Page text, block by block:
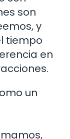
son
y
tiempo
en
un